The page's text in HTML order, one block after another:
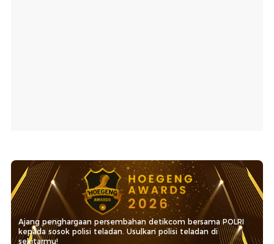
Ajang penghargaan persembahan detikcom bersama POLRI
kepada sosok polisi teladan. Usulkan polisi teladan di
sekitarmu!